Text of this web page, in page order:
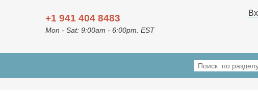
+1 941 404 8483
Mon - Sat: 9:00am - 6:00pm. EST